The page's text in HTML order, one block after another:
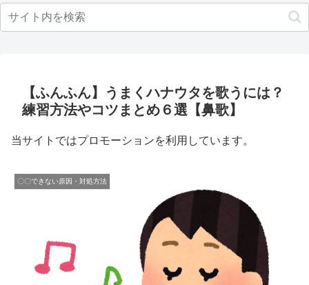
【ふんふん】うまくハナウタを歌うには？
練習方法やコツまとめ６選【鼻歌】
当サイトではプロモーションを利用しています。
〇〇できない原因・対処方法